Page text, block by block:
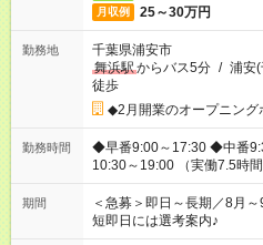
月収例 25～30万円
勤務地
千葉県浦安市
舞浜駅からバス5分 / 浦安
徒歩
◆2月開業のオープニン
勤務時間
◆早番9:00～17:30 ◆中番
10:30～19:00 （実働7.5時
までなど時短相談OK 。*。ブランクOK！。*。 例えば前職が、
在宅/財団法人/事務/コール
イーツ販売/ホテルフロント/
社して活躍されています♪
期間
＜急募＞即日～長期／8月
短即日には選考案内♪